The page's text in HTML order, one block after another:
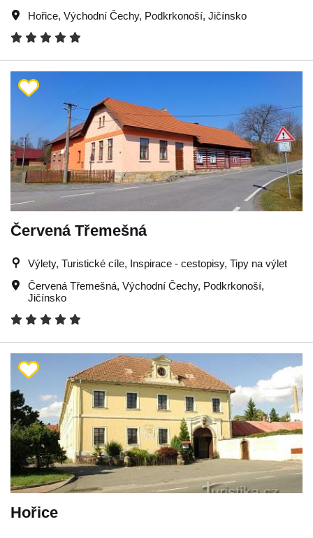
Hořice, Východní Čechy, Podkrkonoší, Jičínsko
Červená Třemešná
Výlety, Turistické cíle, Inspirace - cestopisy, Tipy na výlet
Červená Třemešná, Východní Čechy, Podkrkonoší,
Jičínsko
Hořice